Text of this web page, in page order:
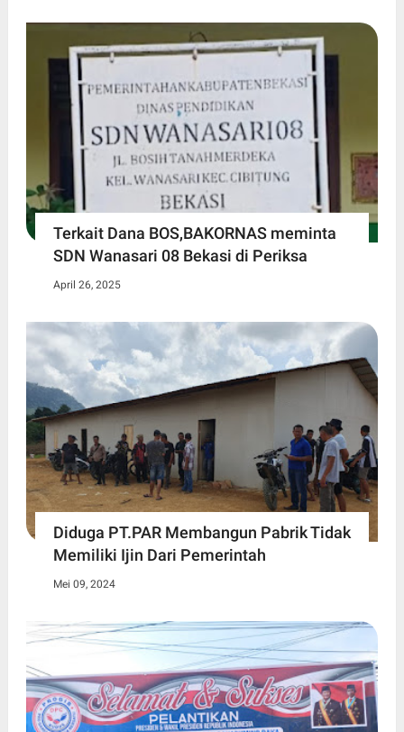
Terkait Dana BOS,BAKORNAS meminta
SDN Wanasari 08 Bekasi di Periksa
April 26, 2025
Diduga PT.PAR Membangun Pabrik Tidak
Memiliki Ijin Dari Pemerintah
Mei 09, 2024